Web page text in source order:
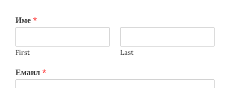
Име *
First Last
Емаил *